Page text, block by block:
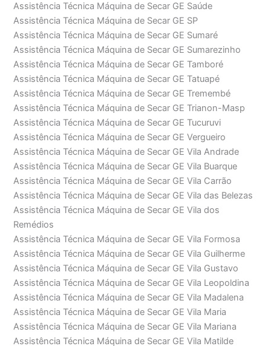
Assistência Técnica Máquina de Secar GE Saúde
Assistência Técnica Máquina de Secar GE SP
Assistência Técnica Máquina de Secar GE Sumaré
Assistência Técnica Máquina de Secar GE Sumarezinho
Assistência Técnica Máquina de Secar GE Tamboré
Assistência Técnica Máquina de Secar GE Tatuapé
Assistência Técnica Máquina de Secar GE Tremembé
Assistência Técnica Máquina de Secar GE Trianon-Masp
Assistência Técnica Máquina de Secar GE Tucuruvi
Assistência Técnica Máquina de Secar GE Vergueiro
Assistência Técnica Máquina de Secar GE Vila Andrade
Assistência Técnica Máquina de Secar GE Vila Buarque
Assistência Técnica Máquina de Secar GE Vila Carrão
Assistência Técnica Máquina de Secar GE Vila das Belezas
Assistência Técnica Máquina de Secar GE Vila dos
Remédios
Assistência Técnica Máquina de Secar GE Vila Formosa
Assistência Técnica Máquina de Secar GE Vila Guilherme
Assistência Técnica Máquina de Secar GE Vila Gustavo
Assistência Técnica Máquina de Secar GE Vila Leopoldina
Assistência Técnica Máquina de Secar GE Vila Madalena
Assistência Técnica Máquina de Secar GE Vila Maria
Assistência Técnica Máquina de Secar GE Vila Mariana
Assistência Técnica Máquina de Secar GE Vila Matilde